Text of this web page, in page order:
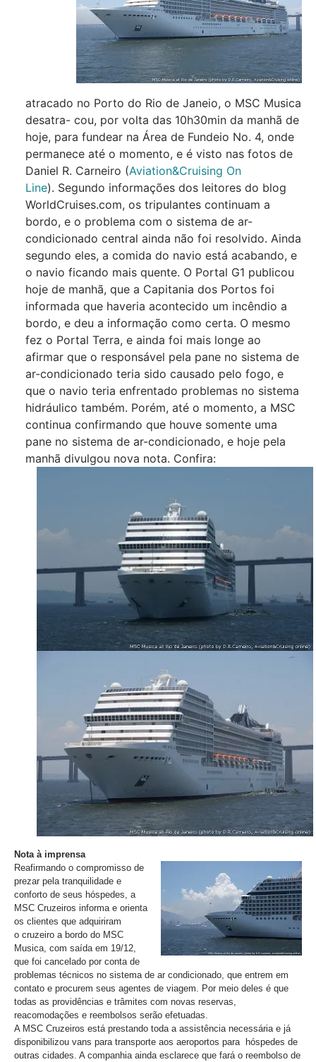
atracado no Porto do Rio de Janeio, o MSC Musica
desatra- cou, por volta das 10h30min da manhã de
hoje, para fundear na Área de Fundeio No. 4, onde
permanece até o momento, e é visto nas fotos de
Daniel R. Carneiro (Aviation&Cruising On
Line). Segundo informações dos leitores do blog
WorldCruises.com, os tripulantes continuam a
bordo, e o problema com o sistema de ar-
condicionado central ainda não foi resolvido. Ainda
segundo eles, a comida do navio está acabando, e
o navio ficando mais quente. O Portal G1 publicou
hoje de manhã, que a Capitania dos Portos foi
informada que haveria acontecido um incêndio a
bordo, e deu a informação como certa. O mesmo
fez o Portal Terra, e ainda foi mais longe ao
afirmar que o responsável pela pane no sistema de
ar-condicionado teria sido causado pelo fogo, e
que o navio teria enfrentado problemas no sistema
hidráulico também. Porém, até o momento, a MSC
continua confirmando que houve somente uma
pane no sistema de ar-condicionado, e hoje pela
manhã divulgou nova nota. Confira:
Nota à imprensa
Reafirmando o compromisso de
prezar pela tranquilidade e
conforto de seus hóspedes, a
MSC Cruzeiros informa e orienta
os clientes que adquiriram
o cruzeiro a bordo do MSC
Musica, com saída em 19/12,
que foi cancelado por conta de
problemas técnicos no sistema de ar condicionado, que entrem em
contato e procurem seus agentes de viagem. Por meio deles é que
todas as providências e trâmites com novas reservas,
reacomodações e reembolsos serão efetuadas.
A MSC Cruzeiros está prestando toda a assistência necessária e já
disponibilizou vans para transporte aos aeroportos para hóspedes de
outras cidades. A companhia ainda esclarece que fará o reembolso de